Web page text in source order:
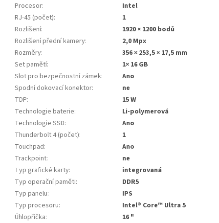
Procesor:
Intel
RJ-45 (počet):
1
Rozlišení:
1920 × 1200 bodů
Rozlišení přední kamery:
2,0 Mpx
Rozměry:
356 × 253,5 × 17,5 mm
Set pamětí:
1× 16 GB
Slot pro bezpečnostní zámek:
Ano
Spodní dokovací konektor:
ne
TDP:
15 W
Technologie baterie:
Li-polymerová
Technologie SSD:
Ano
Thunderbolt 4 (počet):
1
Touchpad:
Ano
Trackpoint:
ne
Typ grafické karty:
integrovaná
Typ operační paměti:
DDR5
Typ panelu:
IPS
Typ procesoru:
Intel® Core™ Ultra 5
Úhlopříčka:
16 "